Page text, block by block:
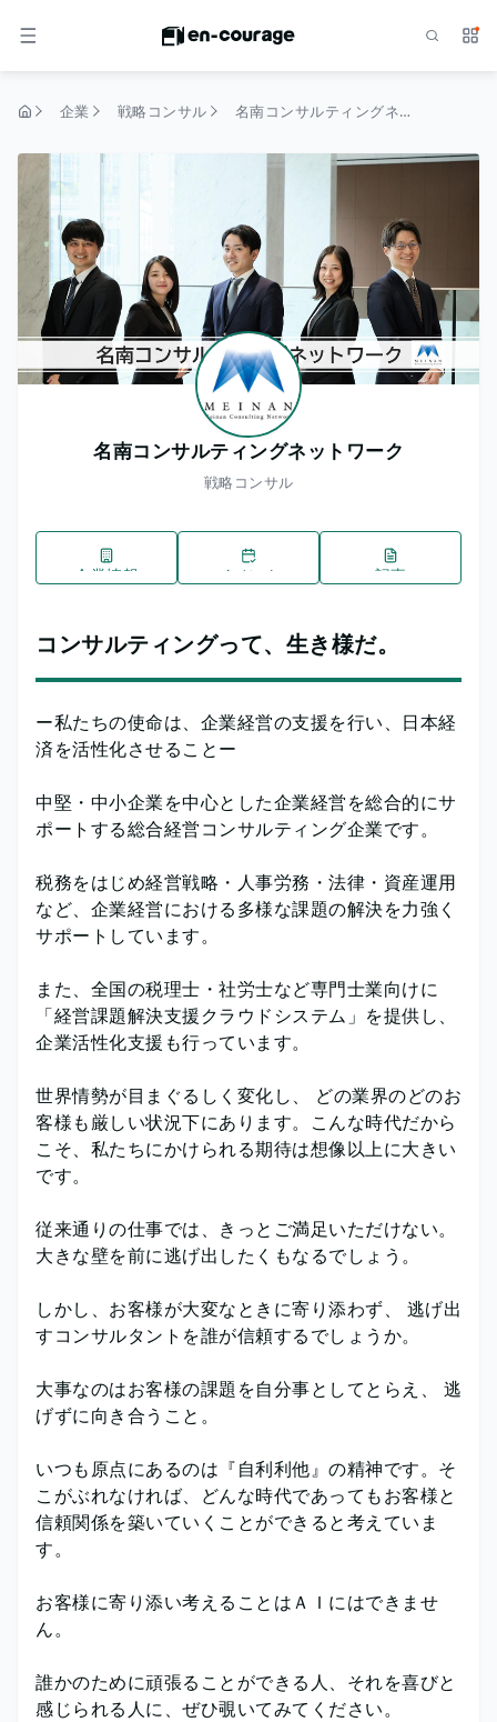
メニュー サ
企業 戦略コンサル 名南コンサルティングネットワーク
名南コンサルティングネットワーク
戦略コンサル
企業情報 イベント 記事
コンサルティングって、生き様だ。
ー私たちの使命は、企業経営の支援を行い、日本経
済を活性化させることー
中堅・中小企業を中心とした企業経営を総合的にサ
ポートする総合経営コンサルティング企業です。
税務をはじめ経営戦略・人事労務・法律・資産運用
など、企業経営における多様な課題の解決を力強く
サポートしています。
また、全国の税理士・社労士など専門士業向けに
「経営課題解決支援クラウドシステム」を提供し、
企業活性化支援も行っています。
世界情勢が目まぐるしく変化し、 どの業界のどのお
客様も厳しい状況下にあります。こんな時代だから
こそ、私たちにかけられる期待は想像以上に大きい
です。
従来通りの仕事では、きっとご満足いただけない。
大きな壁を前に逃げ出したくもなるでしょう。
しかし、お客様が大変なときに寄り添わず、 逃げ出
すコンサルタントを誰が信頼するでしょうか。
大事なのはお客様の課題を自分事としてとらえ、 逃
げずに向き合うこと。
いつも原点にあるのは『自利利他』の精神です。そ
こがぶれなければ、どんな時代であってもお客様と
信頼関係を築いていくことができると考えていま
す。
お客様に寄り添い考えることはＡＩにはできませ
ん。
誰かのために頑張ることができる人、それを喜びと
感じられる人に、ぜひ覗いてみてください。